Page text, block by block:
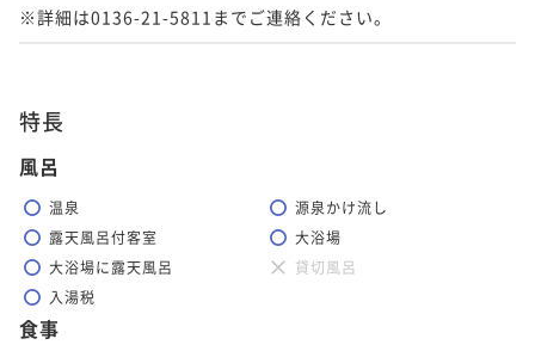
※詳細は0136-21-5811までご連絡ください。
特長
風呂
温泉
源泉かけ流し
露天風呂付客室
大浴場
大浴場に露天風呂
貸切風呂
入湯税
食事